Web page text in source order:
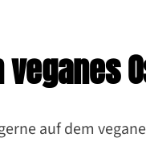
auf dem